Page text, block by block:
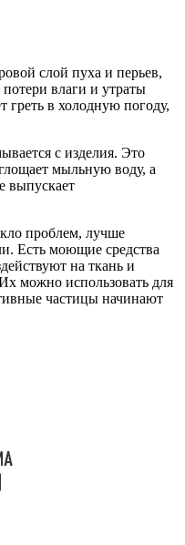
слой пуха и перьев,
влаги и утраты
греть в холодную погоду,
с изделия. Это
мыльную воду, а
выпускает
проблем, лучше
Есть моющие средства
на ткань и
можно использовать для
частицы начинают